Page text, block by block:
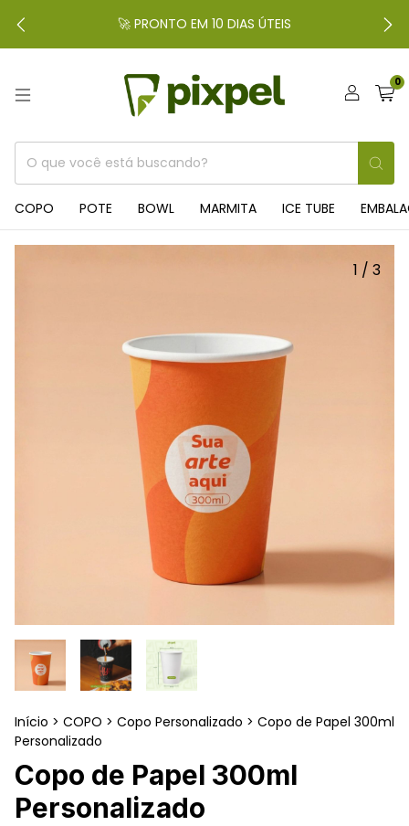
🚀 PRONTO EM 10 DIAS ÚTEIS
0
COPO POTE BOWL MARMITA ICE TUBE
1 / 3
Início > COPO > Copo Personalizado > Copo de Papel 300ml
Personalizado
Copo de Papel 300ml
Personalizado